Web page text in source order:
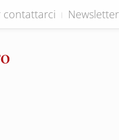
contattarci Newsletter